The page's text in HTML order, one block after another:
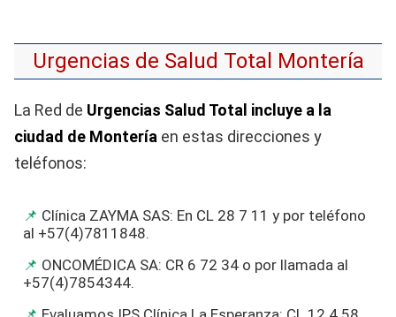
Urgencias de Salud Total Montería
La Red de Urgencias Salud Total incluye a la
ciudad de Montería en estas direcciones y
teléfonos:
Clínica ZAYMA SAS: En CL 28 7 11 y por teléfono
al +57(4)7811848.
ONCOMÉDICA SA: CR 6 72 34 o por llamada al
+57(4)7854344.